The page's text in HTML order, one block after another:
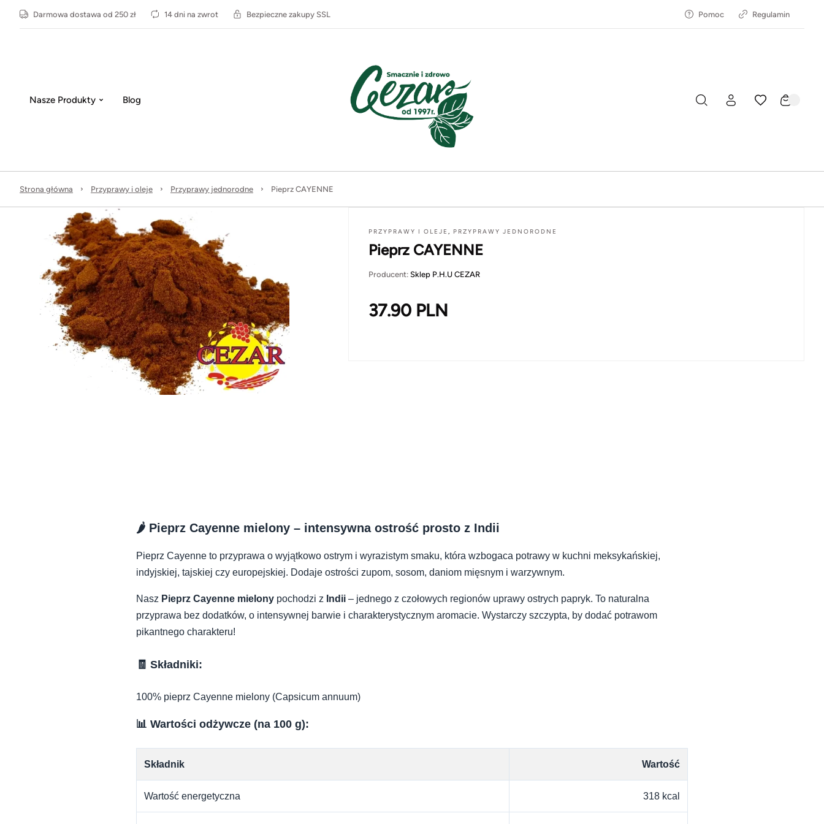
Darmowa dostawa od 250 zł 14 dni na zwrot Bezpieczne zakupy SSL Pomoc Regulamin
Nasze Produkty Blog
Strona główna Przyprawy i oleje Przyprawy jednorodne Pieprz CAYENNE
PRZYPRAWY I OLEJE , PRZYPRAWY JEDNORODNE
Pieprz CAYENNE
Producent: Sklep P.H.U CEZAR
37.90 PLN
🌶️ Pieprz Cayenne mielony – intensywna ostrość prosto z Indii
Pieprz Cayenne to przyprawa o wyjątkowo ostrym i wyrazistym smaku, która wzbogaca potrawy w kuchni meksykańskiej,
indyjskiej, tajskiej czy europejskiej. Dodaje ostrości zupom, sosom, daniom mięsnym i warzywnym.
Nasz Pieprz Cayenne mielony pochodzi z Indii – jednego z czołowych regionów uprawy ostrych papryk. To naturalna
przyprawa bez dodatków, o intensywnej barwie i charakterystycznym aromacie. Wystarczy szczypta, by dodać potrawom
pikantnego charakteru!
🧾 Składniki:
100% pieprz Cayenne mielony (Capsicum annuum)
📊 Wartości odżywcze (na 100 g):
Składnik Wartość
Wartość energetyczna 318 kcal